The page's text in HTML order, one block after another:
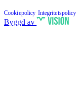
Cookiepolicy Integritetspolicy
Byggd av